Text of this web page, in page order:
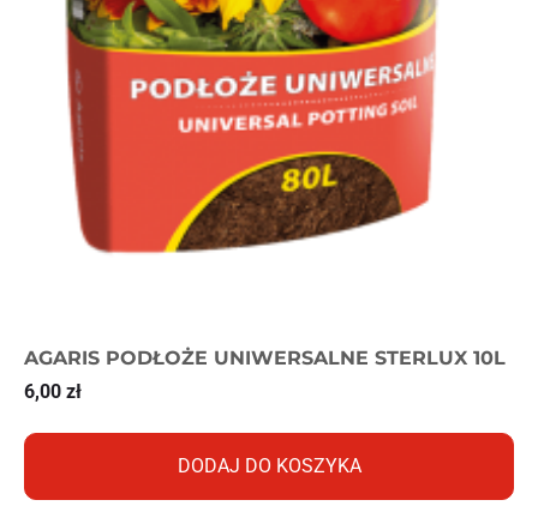
AGARIS PODŁOŻE UNIWERSALNE STERLUX 10L
6,00 zł
DODAJ DO KOSZYKA